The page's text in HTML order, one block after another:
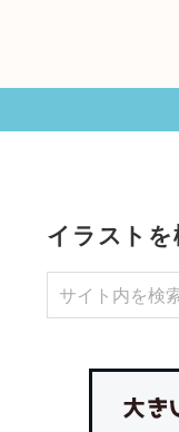
イラストを